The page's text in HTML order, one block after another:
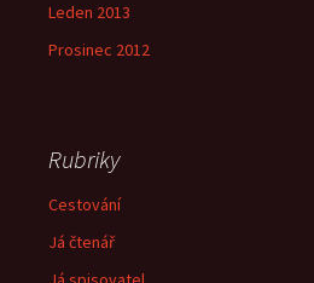
Leden 2013
Prosinec 2012
Rubriky
Cestování
Já čtenář